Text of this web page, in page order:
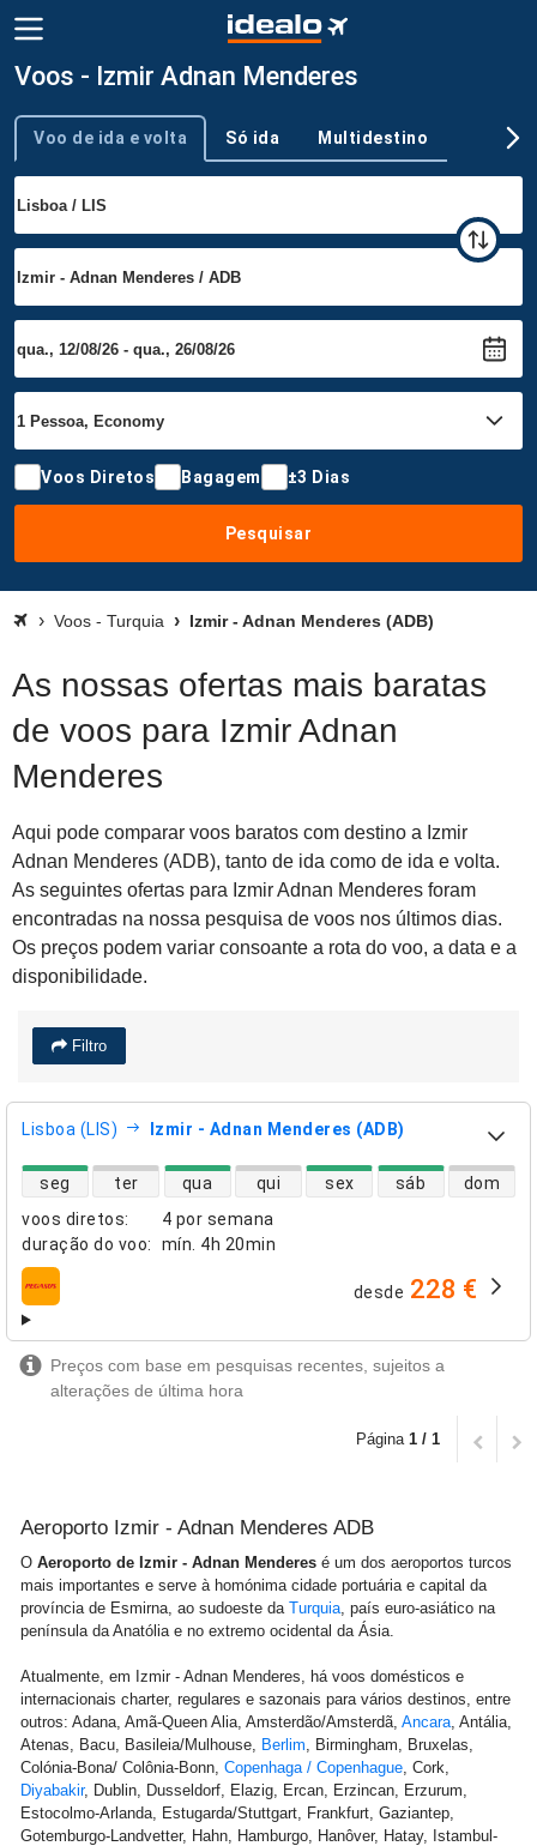
Voos - Izmir Adnan Menderes
Tipo de viagem
Voo de ida e volta Só ida Multidestino
Voos Diretos Bagagem ±3 Dias
Pesquisar
Voos - Turquia Izmir - Adnan Menderes (ADB)
As nossas ofertas mais baratas
de voos para Izmir Adnan
Menderes
Aqui pode comparar voos baratos com destino a Izmir
Adnan Menderes (ADB), tanto de ida como de ida e volta.
As seguintes ofertas para Izmir Adnan Menderes foram
encontradas na nossa pesquisa de voos nos últimos dias.
Os preços podem variar consoante a rota do voo, a data e a
disponibilidade.
Filtro
Lisboa (LIS) Izmir - Adnan Menderes (ADB)
voos diretos:
4 por semana
duração do voo: mín. 4h 20min
disponibilidade de voos diretos
seg ter qua qui sex sáb dom
companhias aéreas desde 228 €
Preços com base em pesquisas recentes, sujeitos a
alterações de última hora
Página 1 / 1
Aeroporto Izmir - Adnan Menderes ADB
O Aeroporto de Izmir - Adnan Menderes é um dos aeroportos turcos
mais importantes e serve à homónima cidade portuária e capital da
província de Esmirna, ao sudoeste da Turquia , país euro-asiático na
península da Anatólia e no extremo ocidental da Ásia.
Atualmente, em Izmir - Adnan Menderes, há voos domésticos e
internacionais charter, regulares e sazonais para vários destinos, entre
outros: Adana, Amã-Queen Alia, Amsterdão/Amsterdã, Ancara , Antália,
Atenas, Bacu, Basileia/Mulhouse, Berlim , Birmingham, Bruxelas,
Colónia-Bona/ Colônia-Bonn, Copenhaga / Copenhague , Cork,
Diyabakir, Dublin, Dusseldorf, Elazig, Ercan, Erzincan, Erzurum,
Estocolmo-Arlanda, Estugarda/Stuttgart, Frankfurt, Gaziantep,
Gotemburgo-Landvetter, Hahn, Hamburgo, Hanôver, Hatay, Istambul-